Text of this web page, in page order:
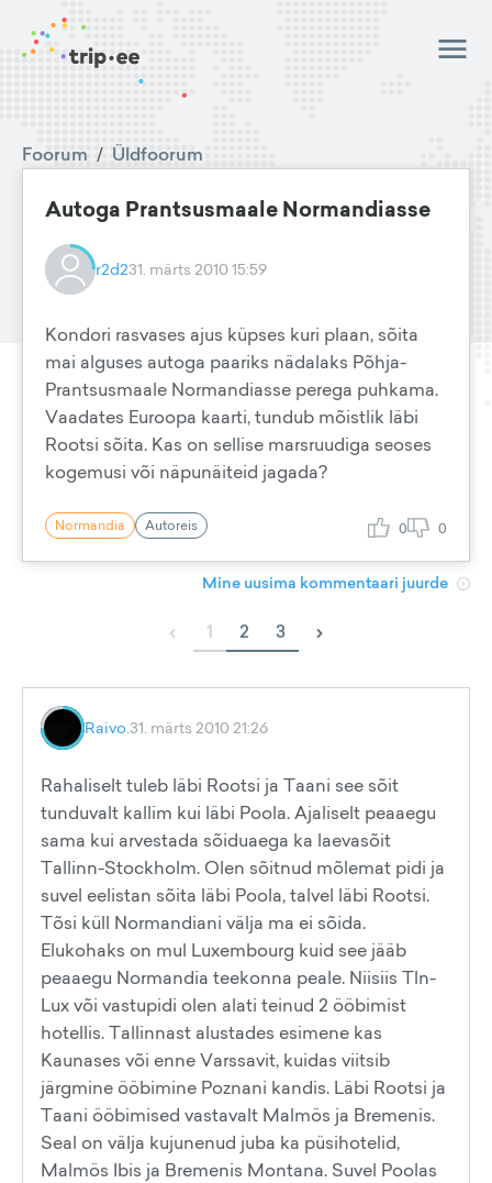
Foorum / Üldfoorum
Autoga Prantsusmaale Normandiasse
r2d231. märts 2010 15:59
Kondori rasvases ajus küpses kuri plaan, sõita
mai alguses autoga paariks nädalaks Põhja-
Prantsusmaale Normandiasse perega puhkama.
Vaadates Euroopa kaarti, tundub mõistlik läbi
Rootsi sõita. Kas on sellise marsruudiga seoses
kogemusi või näpunäiteid jagada?
Normandia Autoreis 0 0
Mine uusima kommentaari juurde
‹ 1 2 3 ›
Raivo.31. märts 2010 21:26
Rahaliselt tuleb läbi Rootsi ja Taani see sõit
tunduvalt kallim kui läbi Poola. Ajaliselt peaaegu
sama kui arvestada sõiduaega ka laevasõit
Tallinn-Stockholm. Olen sõitnud mõlemat pidi ja
suvel eelistan sõita läbi Poola, talvel läbi Rootsi.
Tõsi küll Normandiani välja ma ei sõida.
Elukohaks on mul Luxembourg kuid see jääb
peaaegu Normandia teekonna peale. Niisiis Tln-
Lux või vastupidi olen alati teinud 2 ööbimist
hotellis. Tallinnast alustades esimene kas
Kaunases või enne Varssavit, kuidas viitsib
järgmine ööbimine Poznani kandis. Läbi Rootsi ja
Taani ööbimised vastavalt Malmös ja Bremenis.
Seal on välja kujunenud juba ka püsihotelid,
Malmös Ibis ja Bremenis Montana. Suvel Poolas